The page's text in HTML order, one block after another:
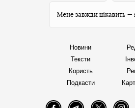
Мене завжди цікавить —
Новини
Тексти
Користь
Подкасти